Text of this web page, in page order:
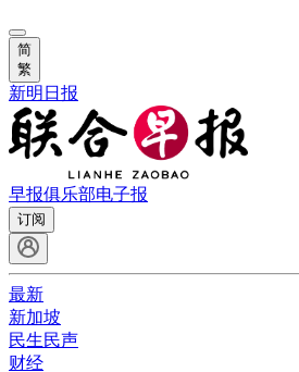
简
繁
新明日报
早报俱乐部电子报
订阅
最新
新加坡
民生民声
财经